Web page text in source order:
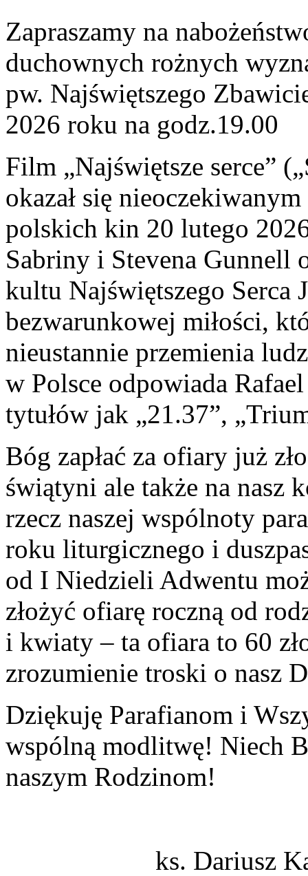
Zapraszamy na
duchownych rożnych
pw. Najświętszego
2026 roku na godz.19.00
Film „Najświętsze serce”
okazał się
polskich kin 20 lutego
Sabriny i Stevena
kultu Najświętszego Serca
bezwarunkowej miłości,
nieustannie przemienia
w Polsce odpowiada
tytułów jak „21.37”,
Bóg zapłać za ofiary już
świątyni ale także na nasz
rzecz naszej wspólnoty
roku liturgicznego i
od I Niedzieli Adwentu
złożyć ofiarę roczną od
i kwiaty – ta ofiara to 60
zrozumienie troski o nasz
Dziękuję Parafianom i
wspólną modlitwę! Niech
naszym Rodzinom!
ks. Dariusz